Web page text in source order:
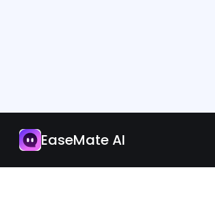
App
Jetzt upgraden
EaseMate AI